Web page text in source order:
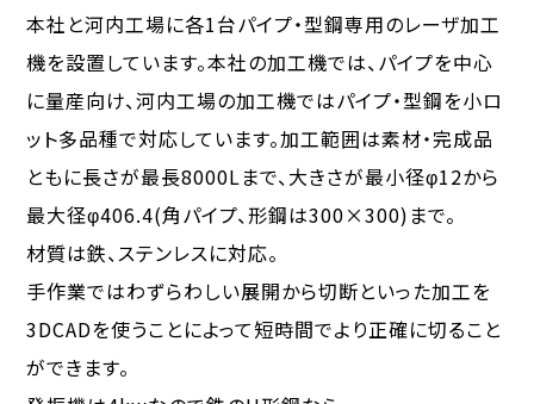
本社と河内工場に各1台パイプ・型鋼専用のレーザ加工
機を設置しています。本社の加工機では、パイプを中心
に量産向け、河内工場の加工機ではパイプ・型鋼を小ロ
ット多品種で対応しています。加工範囲は素材・完成品
ともに長さが最長8000Lまで、大きさが最小径φ12から
最大径φ406.4(角パイプ、形鋼は300×300)まで。
材質は鉄、ステンレスに対応。
手作業ではわずらわしい展開から切断といった加工を
3DCADを使うことによって短時間でより正確に切ること
ができます。